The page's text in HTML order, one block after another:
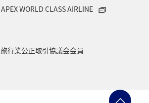
APEX WORLD CLASS AIRLINE
旅行業公正取引協議会会員